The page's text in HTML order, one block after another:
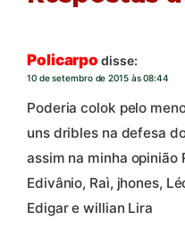
Policarpo disse:
10 de setembro de 2015 às 08:44
Poderia colok pelo
uns dribles na defesa
assim na minha opinião
Edivânio, Raì, jhones,
Edigar e willian Lira